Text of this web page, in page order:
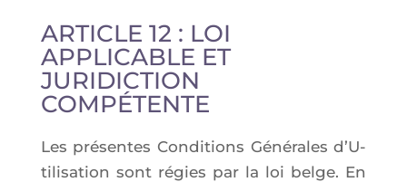
ARTICLE 12 : LOI
APPLICABLE ET
JURIDICTION
COMPÉTENTE
Les pré­sentes Condi­tions Géné­rales d’U­
ti­li­sa­tion sont régies par la loi belge. En